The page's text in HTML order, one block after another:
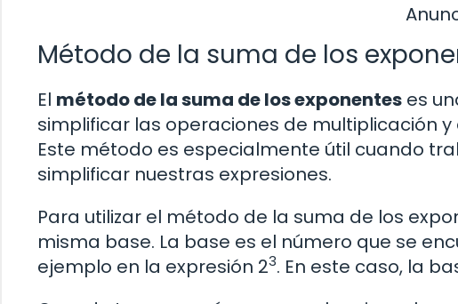
Método de la suma de los
El método de la suma de los exponentes es
simplificar las operaciones de multiplicación
Este método es especialmente útil cuando
simplificar nuestras expresiones.
Para utilizar el método de la suma de los
misma base. La base es el número que se
ejemplo en la expresión 23. En este caso, la